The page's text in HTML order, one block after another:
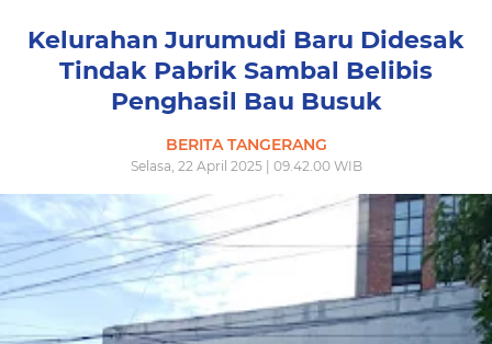
Kelurahan Jurumudi Baru Didesak
Tindak Pabrik Sambal Belibis
Penghasil Bau Busuk
BERITA TANGERANG
Selasa, 22 April 2025 | 09.42.00 WIB